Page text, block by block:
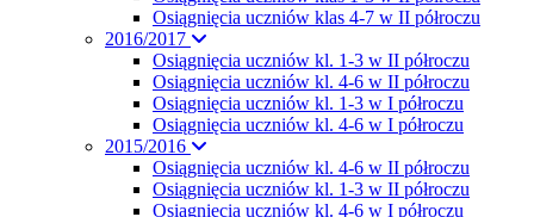
Osiągnięcia uczniów klas 4-7 w II półroczu
2016/2017
Osiągnięcia uczniów kl. 1-3 w II półroczu
Osiągnięcia uczniów kl. 4-6 w II półroczu
Osiągnięcia uczniów kl. 1-3 w I półroczu
Osiągnięcia uczniów kl. 4-6 w I półroczu
2015/2016
Osiągnięcia uczniów kl. 4-6 w II półroczu
Osiągnięcia uczniów kl. 1-3 w II półroczu
Osiągnięcia uczniów kl. 4-6 w I półroczu